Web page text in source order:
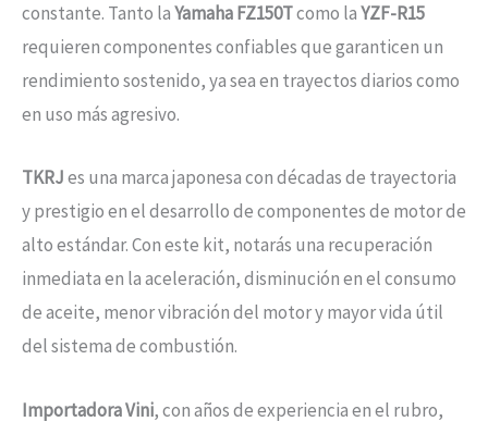
constante. Tanto laYamaha FZ150Tcomo laYZF-R15
requieren componentes confiables que garanticen un
rendimiento sostenido, ya sea en trayectos diarios como
en uso más agresivo.
TKRJes una marca japonesa con décadas de trayectoria
y prestigio en el desarrollo de componentes de motor de
alto estándar. Con este kit, notarás una recuperación
inmediata en la aceleración, disminución en el consumo
de aceite, menor vibración del motor y mayor vida útil
del sistema de combustión.
Importadora Vini, con años de experiencia en el rubro,